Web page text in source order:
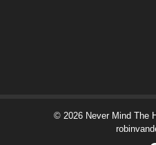
© 2026 Never Mind The